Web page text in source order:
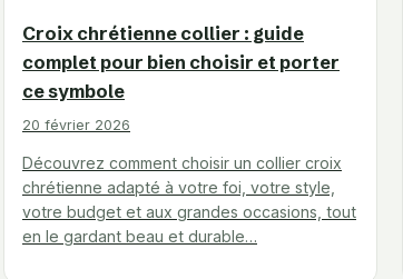
Croix chrétienne collier : guide
complet pour bien choisir et porter
ce symbole
20 février 2026
Découvrez comment choisir un collier croix
chrétienne adapté à votre foi, votre style,
votre budget et aux grandes occasions, tout
en le gardant beau et durable…